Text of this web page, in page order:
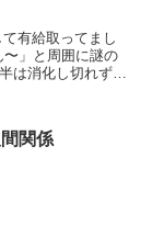
は消化し切れずに
関係